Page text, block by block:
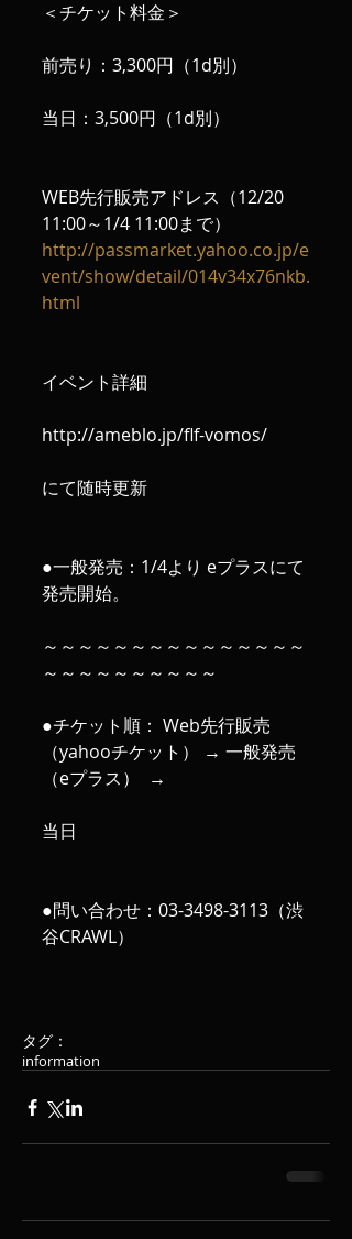
＜チケット料金＞
前売り：3,300円（1d別）
当日：3,500円（1d別）
WEB先行販売アドレス（12/20
11:00～1/4 11:00まで）
http://passmarket.yahoo.co.jp/e
vent/show/detail/014v34x76nkb.
html
イベント詳細
http://ameblo.jp/flf-vomos/
にて随時更新
●一般発売：1/4より eプラスにて
発売開始。
～～～～～～～～～～～～～～～
～～～～～～～～～～
●チケット順： Web先行販売
（yahooチケット） → 一般発売
（eプラス）  →
当日
●問い合わせ：03-3498-3113（渋
谷CRAWL）
タグ：
information